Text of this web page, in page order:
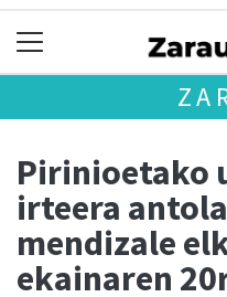
Pirinioetako
irteera
mendizale
ekainaren